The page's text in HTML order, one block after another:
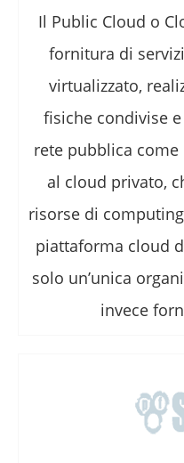
Il Public Cloud o
fornitura di
virtualizzato,
fisiche condivise
rete pubblica
al cloud privato,
risorse di
piattaforma cloud
solo un’unica
invece